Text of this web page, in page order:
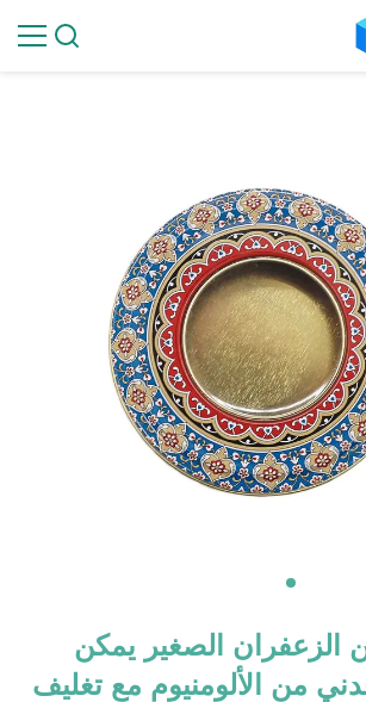
الزعفران الصغير يمكن
من الألومنيوم مع تغليف